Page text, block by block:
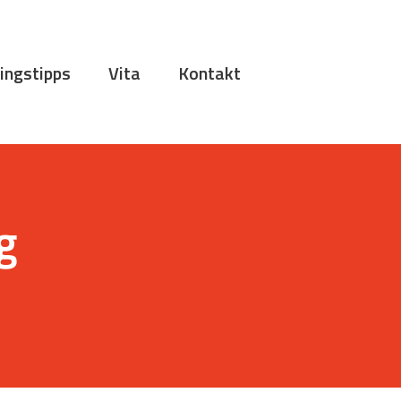
Vita Kontakt